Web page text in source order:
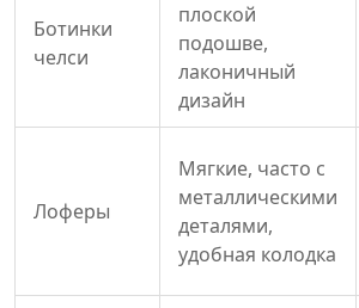
Ботинки
челси
плоской
подошве,
лаконичный
дизайн
Лоферы
Мягкие, часто с
металлическими
деталями,
удобная колодка